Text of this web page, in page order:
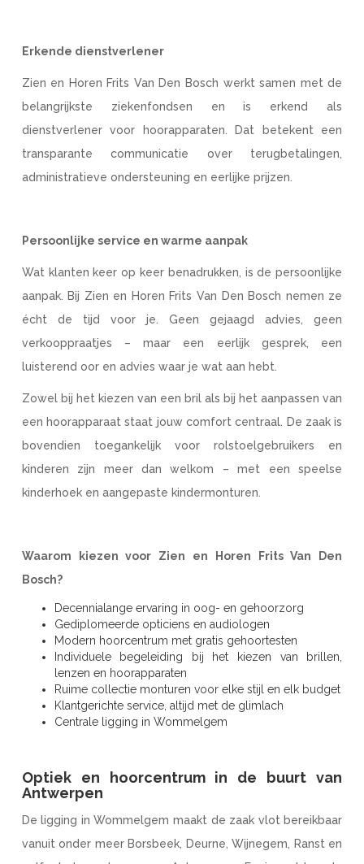
Erkende dienstverlener
Zien en Horen Frits Van Den Bosch werkt samen met de
belangrijkste ziekenfondsen en is erkend als
dienstverlener voor hoorapparaten. Dat betekent een
transparante communicatie over terugbetalingen,
administratieve ondersteuning en eerlijke prijzen.
Persoonlijke service en warme aanpak
Wat klanten keer op keer benadrukken, is de persoonlijke
aanpak. Bij Zien en Horen Frits Van Den Bosch nemen ze
écht de tijd voor je. Geen gejaagd advies, geen
verkooppraatjes – maar een eerlijk gesprek, een
luisterend oor en advies waar je wat aan hebt.
Zowel bij het kiezen van een bril als bij het aanpassen van
een hoorapparaat staat jouw comfort centraal. De zaak is
bovendien toegankelijk voor rolstoelgebruikers en
kinderen zijn meer dan welkom – met een speelse
kinderhoek en aangepaste kindermonturen.
Waarom kiezen voor Zien en Horen Frits Van Den
Bosch?
Decennialange ervaring in oog- en gehoorzorg
Gediplomeerde opticiens en audiologen
Modern hoorcentrum met gratis gehoortesten
Individuele begeleiding bij het kiezen van brillen,
lenzen en hoorapparaten
Ruime collectie monturen voor elke stijl en elk budget
Klantgerichte service, altijd met de glimlach
Centrale ligging in Wommelgem
Optiek en hoorcentrum in de buurt van
Antwerpen
De ligging in Wommelgem maakt de zaak vlot bereikbaar
vanuit onder meer Borsbeek, Deurne, Wijnegem, Ranst en